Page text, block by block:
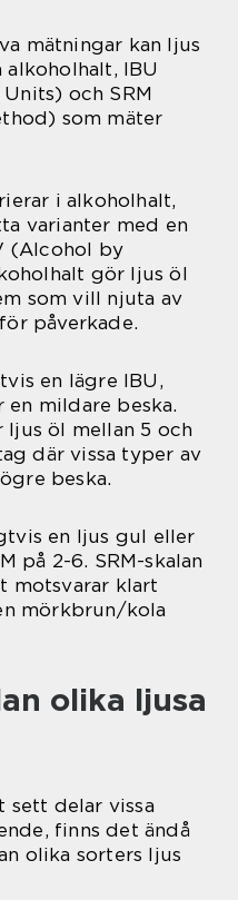
mätningar kan ljus
alkoholhalt, IBU
och SRM
som mäter
i alkoholhalt,
varianter med en
(Alcohol by
gör ljus öl
som vill njuta av
påverkade.
en lägre IBU,
mildare beska.
öl mellan 5 och
där vissa typer av
beska.
en ljus gul eller
på 2-6. SRM-skalan
motsvarar klart
mörkbrun/kola
olika ljusa
sett delar vissa
finns det ändå
olika sorters ljus